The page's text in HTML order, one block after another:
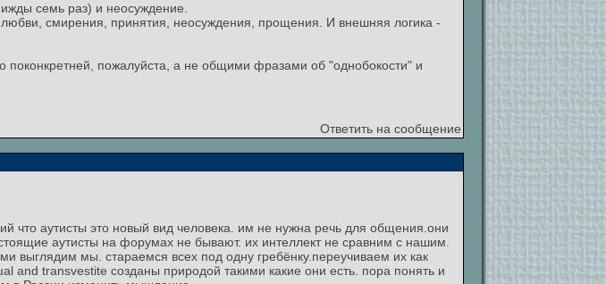
семь раз) и неосуждение.
смирения, принятия, неосуждения, прощения. И внешняя логика -
поконкретней, пожалуйста, а не общими фразами об "однобокости" и
Ответить на сообщение
что аутисты это новый вид человека. им не нужна речь для общения.они
аутисты на форумах не бывают. их интеллект не сравним с нашим.
мы. стараемся всех под одну гребёнку.переучиваем их как
and transvestite созданы природой такими какие они есть. пора понять и